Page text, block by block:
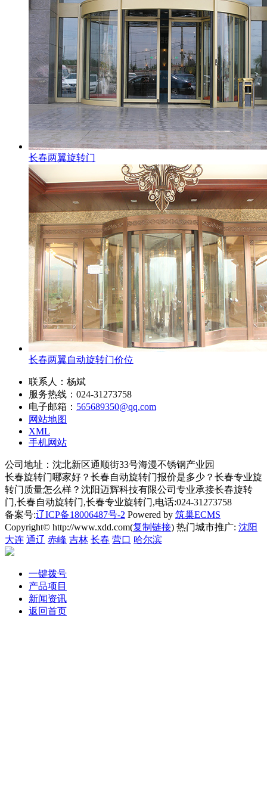
长春两翼旋转门
长春两翼自动旋转门价位
联系人：杨斌
服务热线：024-31273758
电子邮箱： 565689350@qq.com
网站地图
XML
手机网站
公司地址：沈北新区通顺街33号海漫不锈钢产业园
长春旋转门哪家好？长春自动旋转门报价是多少？长春专业旋
转门质量怎么样？沈阳迈辉科技有限公司专业承接长春旋转
门,长春自动旋转门,长春专业旋转门,电话:024-31273758
备案号:辽ICP备18006487号-2 Powered by 筑巢ECMS
Copyright© http://www.xdd.com(复制链接) 热门城市推广: 沈阳
大连 通辽 赤峰 吉林 长春 营口 哈尔滨
一键拨号
产品项目
新闻资讯
返回首页